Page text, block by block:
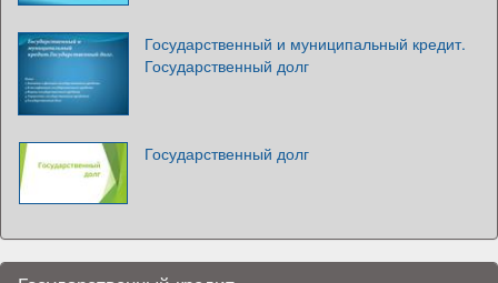
Государственный и муниципальный кредит.
Государственный долг
Государственный долг